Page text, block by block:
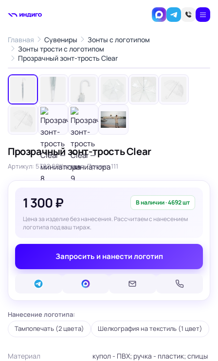
Главная Сувениры
Зонты с логотипом
Зонты трости с логотипом
Прозрачный зонт-трость Clear
‹ ›
Прозрачный зонт-трость Clear
Артикул: 5382.60Каталог: Проект 111
1 300 ₽ В наличии · 4692 шт
Цена за изделие без нанесения. Рассчитаем с нанесением
логотипа под ваш тираж.
Запросить и нанести логотип
Нанесение логотипа:
Тампопечать (2 цвета) Шелкография на текстиль (1 цвет)
Материал
купол - ПВХ; ручка - пластик; спицы